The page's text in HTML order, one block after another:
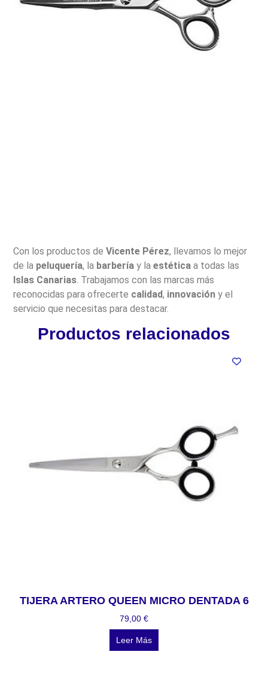
Con los productos deVicente Pérez, llevamos lo mejor
de la peluquería, la barbería y laestética a todas las
Islas Canarias. Trabajamos con las marcas más
reconocidas para ofrecerte calidad, innovación y el
servicio que necesitas para destacar.
Productos relacionados
TIJERA ARTERO QUEEN MICRO DENTADA 6
79,00 €
Leer Más